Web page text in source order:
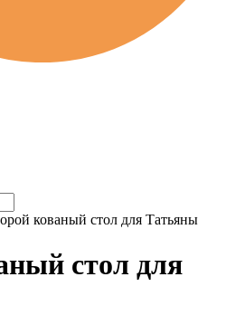
кованый стол для Татьяны
стол для